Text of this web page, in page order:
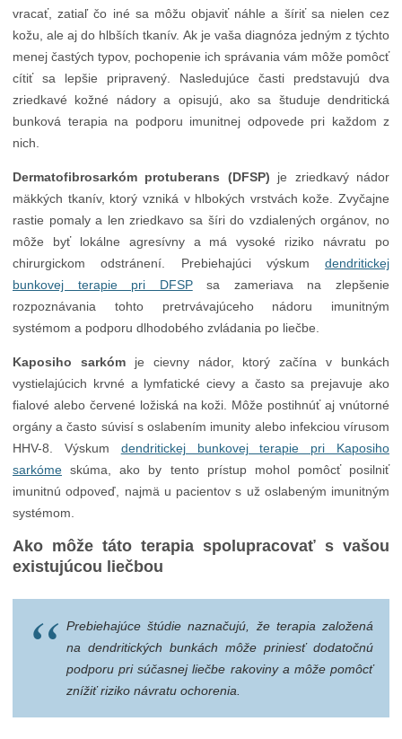
vracať, zatiaľ čo iné sa môžu objaviť náhle a šíriť sa nielen cez
kožu, ale aj do hlbších tkanív. Ak je vaša diagnóza jedným z týchto
menej častých typov, pochopenie ich správania vám môže pomôcť
cítiť sa lepšie pripravený. Nasledujúce časti predstavujú dva
zriedkavé kožné nádory a opisujú, ako sa študuje dendritická
bunková terapia na podporu imunitnej odpovede pri každom z
nich.
Dermatofibrosarkóm protuberans (DFSP) je zriedkavý nádor
mäkkých tkanív, ktorý vzniká v hlbokých vrstvách kože. Zvyčajne
rastie pomaly a len zriedkavo sa šíri do vzdialených orgánov, no
môže byť lokálne agresívny a má vysoké riziko návratu po
chirurgickom odstránení. Prebiehajúci výskum dendritickej
bunkovej terapie pri DFSPsa zameriava na zlepšenie
rozpoznávania tohto pretrvávajúceho nádoru imunitným
systémom a podporu dlhodobého zvládania po liečbe.
Kaposiho sarkómje cievny nádor, ktorý začína v bunkách
vystielajúcich krvné a lymfatické cievy a často sa prejavuje ako
fialové alebo červené ložiská na koži. Môže postihnúť aj vnútorné
orgány a často súvisí s oslabením imunity alebo infekciou vírusom
HHV-8. Výskum dendritickej bunkovej terapie pri Kaposiho
sarkóme skúma, ako by tento prístup mohol pomôcť posilniť
imunitnú odpoveď, najmä u pacientov s už oslabeným imunitným
systémom.
Ako môže táto terapia spolupracovať s vašou
existujúcou liečbou
Prebiehajúce štúdie naznačujú, že terapia založená
na dendritických bunkách môže priniesť dodatočnú
podporu pri súčasnej liečbe rakoviny a môže pomôcť
znížiť riziko návratu ochorenia.